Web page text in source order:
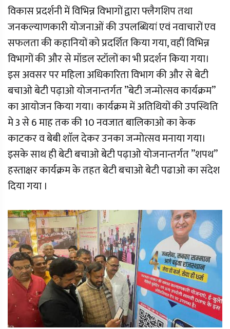
विकास प्रदर्शनी में विभिन्न विभागों द्वारा फ्लैगशिप तथा
जनकल्याणकारी योजनाओं की उपलब्धियां एवं नवाचारों एव
सफलता की कहानियों को प्रदर्शित किया गया, वहीं विभिन्न
विभागों की और से मॉडल स्टॉलों का भी प्रदर्शन किया गया।
इस अवसर पर महिला अधिकारिता विभाग की और से बेटी
बचाओ बेटी पढ़ाओ योजनान्तर्गत ’’बेटी जन्मोत्सव कार्यक्रम’’
का आयोजन किया गया। कार्यक्रम में अतिथियों की उपस्थिति
मे 3 से 6 माह तक की 10 नवजात बालिकाओ का केक
काटकर व बेबी शाॅल देकर उनका जन्मोत्सव मनाया गया।
इसके साथ ही बेटी बचाओ बेटी पढ़ाओ योजनान्तर्गत ’’शपथ’’
हस्ताक्षर कार्यक्रम के तहत बेटी बचाओ बेटी पढाओ का संदेश
दिया गया ।